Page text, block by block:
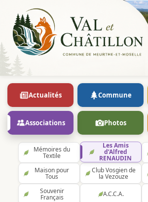
Actualités Commune
Associations Photos
Mémoires du
Textile
Les Amis
d’Alfred
RENAUDIN
Maison pour
Tous
Club Vosgien de
la Vezouze
Souvenir
Français A.C.C.A.